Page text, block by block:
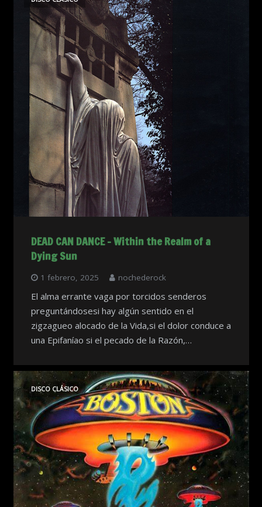
DEAD CAN DANCE – Within the Realm of a
Dying Sun
1 febrero, 2025 nochederock
El alma errante vaga por torcidos senderos
preguntándosesi hay algún sentido en el
zigzagueo alocado de la Vida,si el dolor conduce a
una Epifaníao si el pecado de la Razón,…
DISCO CLÁSICO